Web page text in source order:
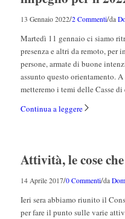
13 Gennaio 2022/2 Commenti/da
Martedì 11 gennaio ci siamo
presenza e altri da remoto, per
persone, armate di buone
assunto questo orientamento.
metteremo i temi delle Casse
Continua a leggere
Attività, le cose
14 Aprile 2017/0 Commenti/da
Ieri sera abbiamo riunito il
per fare il punto sulle varie